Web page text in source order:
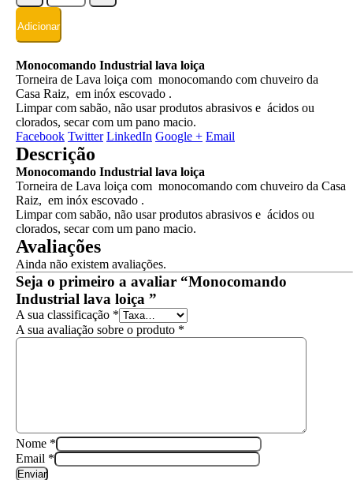
Adicionar
Monocomando Industrial lava loiça
Torneira de Lava loiça com monocomando com chuveiro da
Casa Raiz, em inóx escovado .
Limpar com sabão, não usar produtos abrasivos e ácidos ou
clorados, secar com um pano macio.
Facebook Twitter LinkedIn Google + Email
Descrição
Monocomando Industrial lava loiça
Torneira de Lava loiça com monocomando com chuveiro da Casa
Raiz, em inóx escovado .
Limpar com sabão, não usar produtos abrasivos e ácidos ou
clorados, secar com um pano macio.
Avaliações
Ainda não existem avaliações.
Seja o primeiro a avaliar “Monocomando
Industrial lava loiça ”
A sua classificação *
A sua avaliação sobre o produto *
Nome *
Email *